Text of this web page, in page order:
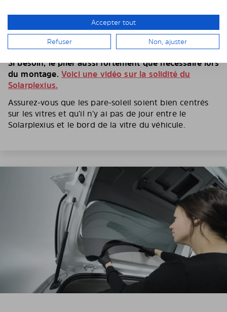
Suivant le modèle de voiture et le type de vitre, il faut
plier le Solarplexius pour pouvoir l’insérer entre la
vitre et l’entourage de vitre.
Si besoin, le plier aussi fortement que nécessaire lors
du montage. Voici une vidéo sur la solidité du
Solarplexius.
Assurez-vous que les pare-soleil soient bien centrés
sur les vitres et qu’il n’y ai pas de jour entre le
Solarplexius et le bord de la vitre du véhicule.
Accepter tout
Refuser Non, ajuster